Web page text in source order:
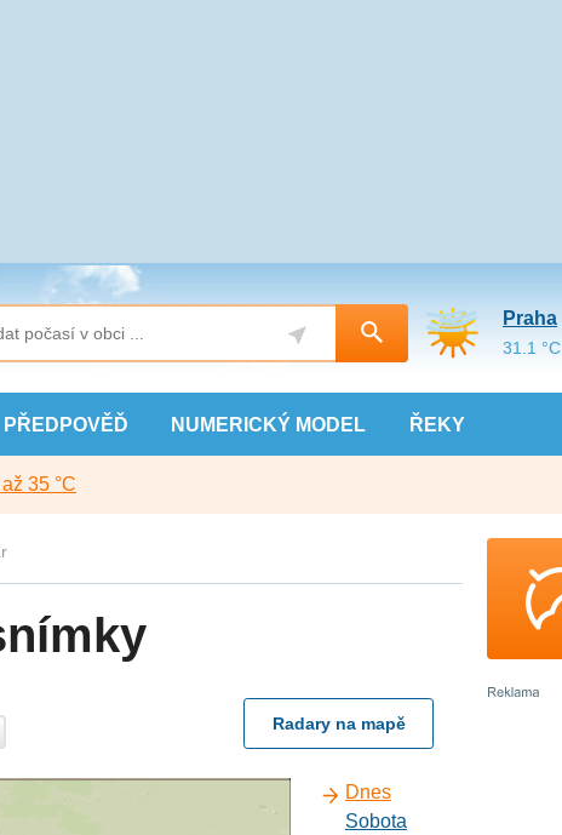
PŘEDPOVĚĎ NUMERICKÝ MODEL ŘEKY
Praha
31.1 °C
35 °C
Radary na mapě
Dnes
Sobota